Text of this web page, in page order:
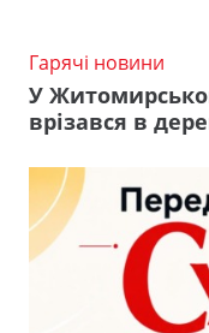
Гарячі новини
У
врізався в